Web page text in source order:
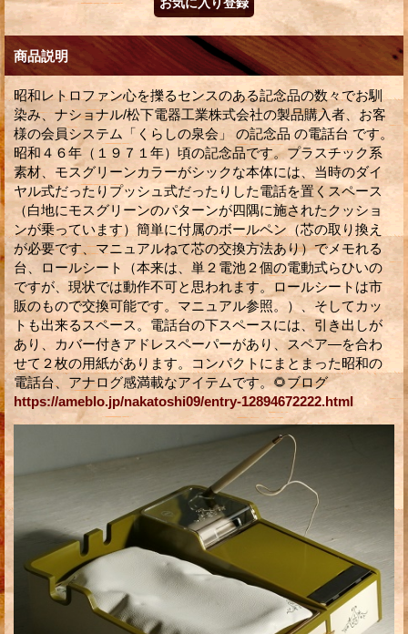
商品説明
昭和レトロファン心を擽るセンスのある記念品の数々でお馴
染み、ナショナル/松下電器工業株式会社の製品購入者、お客
様の会員システム「くらしの泉会」 の記念品 の電話台 です。
昭和４６年（１９７１年）頃の記念品です。プラスチック系
素材、モスグリーンカラーがシックな本体には、当時のダイ
ヤル式だったりプッシュ式だったりした電話を置くスペース
（白地にモスグリーンのパターンが四隅に施されたクッショ
ンが乗っています）簡単に付属のボールペン（芯の取り換え
が必要です、マニュアルねて芯の交換方法あり）でメモれる
台、ロールシート（本来は、単２電池２個の電動式らひいの
ですが、現状では動作不可と思われます。ロールシートは市
販のもので交換可能です。マニュアル参照。）、そしてカッ
トも出来るスペース。電話台の下スペースには、引き出しが
あり、カバー付きアドレスペーパーがあり、スペア―を合わ
せて２枚の用紙があります。コンパクトにまとまった昭和の
電話台、アナログ感満載なアイテムです。🌻ブログ
https://ameblo.jp/nakatoshi09/entry-12894672222.html